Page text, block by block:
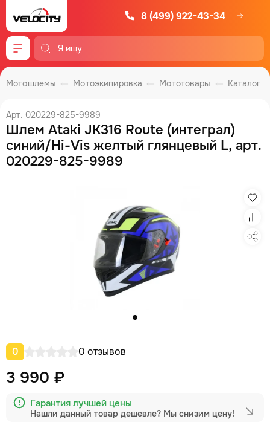
8 (499) 922-43-34
Меню
Каталог
Мототовары
Мотоэкипировка
Мотошлемы
Арт. 020229-825-9989
Шлем Ataki JK316 Route (интеграл)
синий/Hi-Vis желтый глянцевый L, арт.
020229-825-9989
0 0 отзывов
3 990 ₽
Гарантия лучшей цены
Нашли данный товар дешевле? Мы снизим цену!